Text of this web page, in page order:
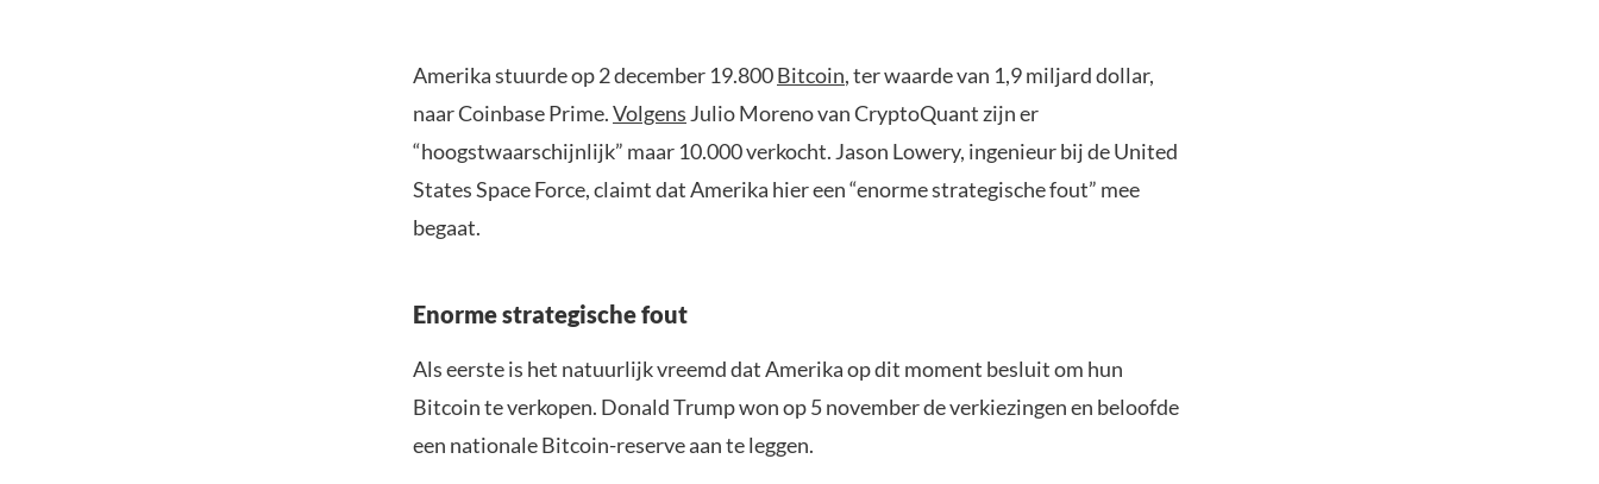
Amerika stuurde op 2 december 19.800Bitcoin, ter waarde van 1,9 miljard dollar,
naar Coinbase Prime.Volgens Julio Moreno van CryptoQuant zijn er
“hoogstwaarschijnlijk” maar 10.000 verkocht. Jason Lowery, ingenieur bij de United
States Space Force, claimt dat Amerika hier een “enorme strategische fout” mee
begaat.
Enorme strategische fout
Als eerste is het natuurlijk vreemd dat Amerika op dit moment besluit om hun
Bitcoin te verkopen. Donald Trump won op 5 november de verkiezingen en beloofde
een nationale Bitcoin-reserve aan te leggen.